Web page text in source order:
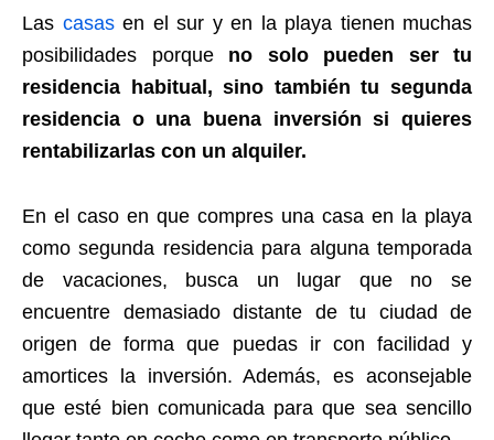
Las casasen el sur y en la playa tienen muchas
posibilidades porque no solo pueden ser tu
residencia habitual, sino también tu segunda
residencia o una buena inversión si quieres
rentabilizarlas con un alquiler.
En el caso en que compres una casa en la playa
como segunda residencia para alguna temporada
de vacaciones, busca un lugar que no se
encuentre demasiado distante de tu ciudad de
origen de forma que puedas ir con facilidad y
amortices la inversión. Además, es aconsejable
que esté bien comunicada para que sea sencillo